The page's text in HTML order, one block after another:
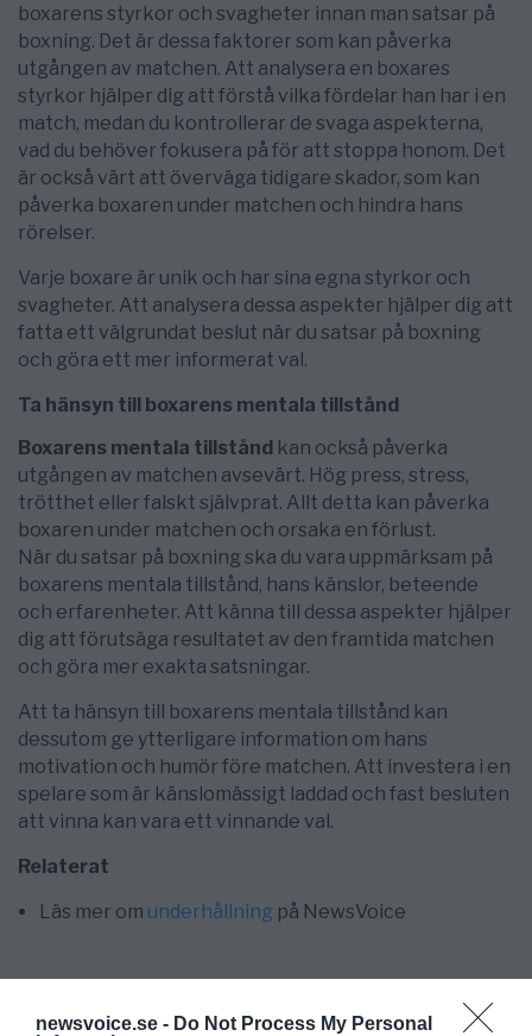
newsvoice.se - Do Not Process My Personal
boxarens styrkor och svagheter innan man satsar på
boxning. Det är dessa faktorer som kan påverka
utgången av matchen. Att analysera en boxares
styrkor hjälper dig att förstå vilka fördelar han har i en
match, medan du kontrollerar de svaga aspekterna,
vad du behöver fokusera på för att stoppa honom. Det
är också värt att överväga tidigare skador, som kan
påverka boxaren under matchen och hindra hans
rörelser.
Varje boxare är unik och har sina egna styrkor och
svagheter. Att analysera dessa aspekter hjälper dig att
fatta ett välgrundat beslut när du satsar på boxning
och göra ett mer informerat val.
Ta hänsyn till boxarens mentala tillstånd
Boxarens mentala tillstånd kan också påverka
utgången av matchen avsevärt. Hög press, stress,
trötthet eller falskt självprat. Allt detta kan påverka
boxaren under matchen och orsaka en förlust.
När du satsar på boxning ska du vara uppmärksam på
boxarens mentala tillstånd, hans känslor, beteende
och erfarenheter. Att känna till dessa aspekter hjälper
dig att förutsäga resultatet av den framtida matchen
och göra mer exakta satsningar.
Att ta hänsyn till boxarens mentala tillstånd kan
dessutom ge ytterligare information om hans
motivation och humör före matchen. Att investera i en
spelare som är känslomässigt laddad och fast besluten
att vinna kan vara ett vinnande val.
Relaterat
Läs mer om underhållning på NewsVoice